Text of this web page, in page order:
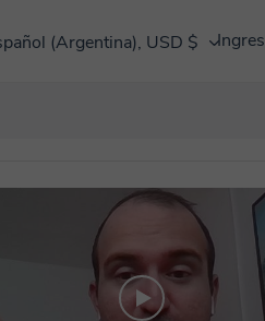
(Argentina), USD $